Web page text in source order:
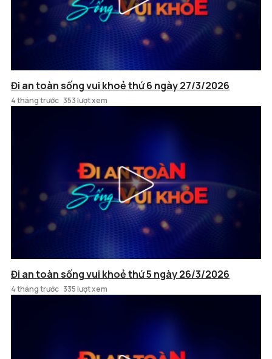
Đi an toàn sống vui khoẻ thứ 6 ngày 27/3/2026
4 tháng trước 353 lượt xem
Đi an toàn sống vui khoẻ thứ 5 ngày 26/3/2026
4 tháng trước 335 lượt xem